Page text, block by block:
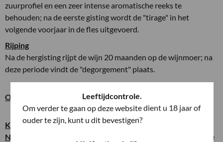
Leeftijdcontrole.
Om verder te gaan op deze website dient u 18 jaar of
ouder te zijn, kunt u dit bevestigen?
zuurprofiel en een zeer intense aromatische reeks te
behouden; na de eerste gisting wordt de "tirage" in het
volgende voorjaar in de fles uitgevoerd.
Rijping
Na de hergisting rijpt de wijn 20 maanden op de wijnmoer; na
deze periode vindt de "degorgement" plaats.
Organoleptische kenmerken
Kleur: licht strogeel
Neus
: Intens, fijn en karakteristiek met de rassentonen van de